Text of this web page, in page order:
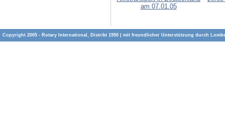
am 07.01.05
Copyright 2005 - Rotary International, Distrikt 1950 | mit freundlicher Unterstützung durch